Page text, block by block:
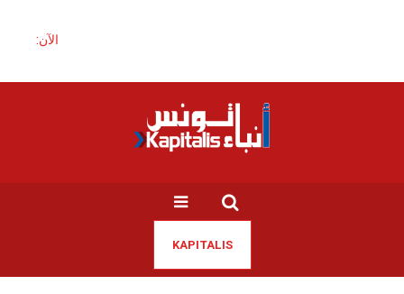
الآن:
KAPITALIS